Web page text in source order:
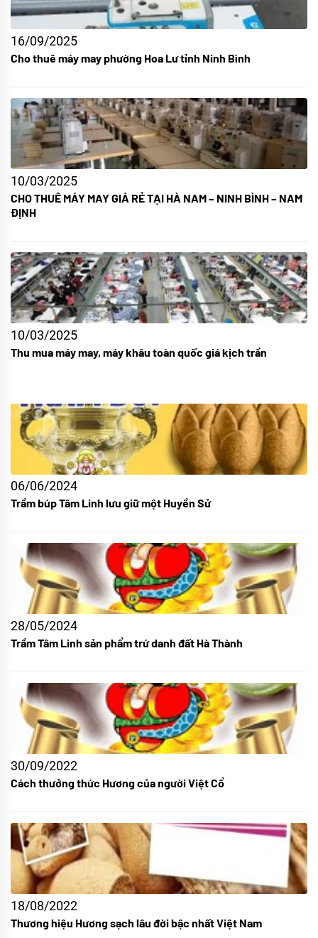
16/09/2025
Cho thuê máy may phường Hoa Lư tỉnh Ninh Bình
10/03/2025
CHO THUÊ MÁY MAY GIÁ RẺ TẠI HÀ NAM – NINH BÌNH – NAM
ĐỊNH
10/03/2025
Thu mua máy may, máy khâu toàn quốc giá kịch trần
06/06/2024
Trầm búp Tâm Linh lưu giữ một Huyền Sử
28/05/2024
Trầm Tâm Linh sản phẩm trứ danh đất Hà Thành
30/09/2022
Cách thưởng thức Hương của người Việt Cổ
18/08/2022
Thương hiệu Hương sạch lâu đời bậc nhất Việt Nam